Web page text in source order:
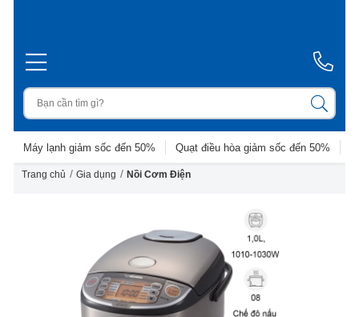
Máy lạnh giảm sốc đến 50% Quạt điều hòa giảm sốc đến 50%
Trang chủ / Gia dụng / Nồi Cơm Điện